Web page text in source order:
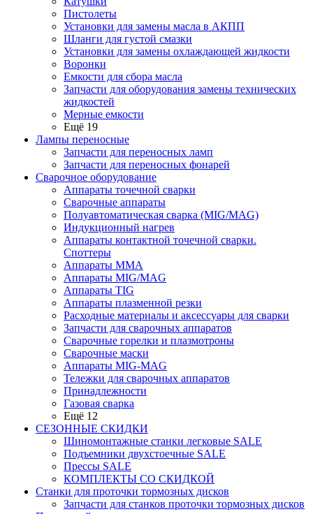
Пистолеты
Установки для замены масла в АКПП
Шланги для густой смазки
Установки для замены охлаждающей жидкости
Воронки
Емкости для сбора масла
Запчасти для оборудования замены технических
жидкостей
Мерные емкости
Ещё 19
Лампы переносные
Запчасти для переносных ламп
Запчасти для переносных фонарей
Сварочное оборудование
Аппараты точечной сварки
Сварочные аппараты
Полуавтоматическая сварка (MIG/MAG)
Индукционный нагрев
Аппараты контактной точечной сварки.
Споттеры
Аппараты MMA
Аппараты MIG/MAG
Аппараты TIG
Аппараты плазменной резки
Расходные материалы и аксессуары для сварки
Запчасти для сварочных аппаратов
Сварочные горелки и плазмотроны
Сварочные маски
Аппараты MIG-MAG
Тележки для сварочных аппаратов
Принадлежности
Газовая сварка
Ещё 12
СЕЗОННЫЕ СКИДКИ
Шиномонтажные станки легковые SALE
Подъемники двухстоечные SALE
Прессы SALE
КОМПЛЕКТЫ СО СКИДКОЙ
Станки для проточки тормозных дисков
Запчасти для станков проточки тормозных дисков